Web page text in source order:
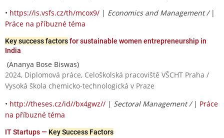
• https://is.vsfs.cz/th/mcox9/ | Economics and Management / |
Práce na příbuzné téma
Key success factorsfor sustainable women entrepreneurship in
India
(Ananya Bose Biswas)
2024, Diplomová práce, Celoškolská pracoviště VŠCHT Praha /
Vysoká škola chemicko-technologická v Praze
• http://theses.cz/id//bx4gwz// | Sectoral Management / | Práce
na příbuzné téma
IT Startups — Key Success Factors